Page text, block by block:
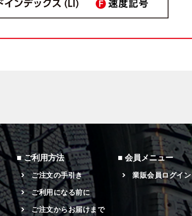
ご利用方法
ご注文の手引き
ご利用になる前に
ご注文からお届けまで
会員メニュー
業販会員ログイン